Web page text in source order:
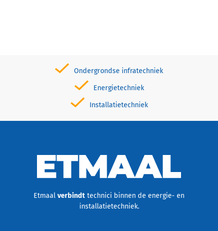
Ondergrondse infratechniek
Energietechniek
Installatietechniek
Etmaal verbindt technici binnen de energie- en
installatietechniek.